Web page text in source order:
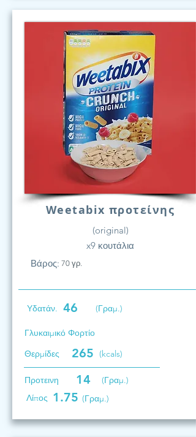
Weetabix προτείνης
(original)
x9 κουτάλια
Βάρος: 70 γρ.
Υδατάν. 46 (Γραμ.)
Γλυκαιμικό Φορτίο
Θερμίδες
265 (kcals)
Προτεινη 14
(Γραμ.)
Λίπος 1.75 (Γραμ.)